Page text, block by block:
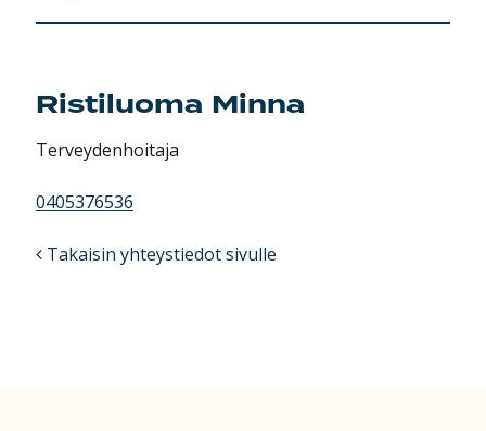
Ristiluoma Minna
Terveydenhoitaja
0405376536
Takaisin yhteystiedot sivulle